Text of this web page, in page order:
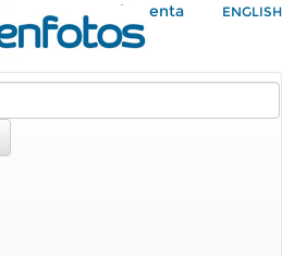
Mi Cuenta ENGLISH